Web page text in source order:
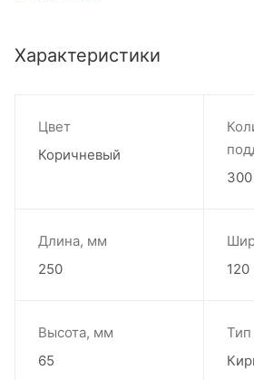
современные архитектурные
Характеристики
Цвет
Коричневый
300
Длина, мм
250
120
Высота, мм
65
Тип